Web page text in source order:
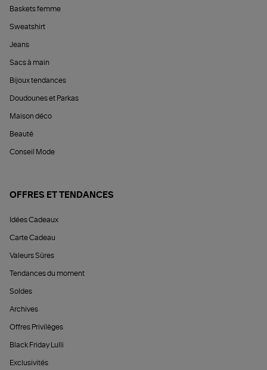
Baskets femme
Sweatshirt
Jeans
Sacs à main
Bijoux tendances
Doudounes et Parkas
Maison déco
Beauté
Conseil Mode
OFFRES ET TENDANCES
Idées Cadeaux
Carte Cadeau
Valeurs Sûres
Tendances du moment
Soldes
Archives
Offres Privilèges
Black Friday Lulli
Exclusivités